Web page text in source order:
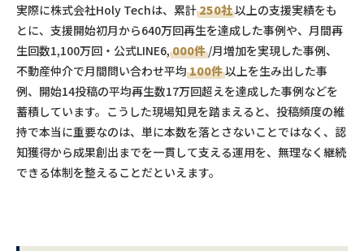
実際に株式会社Holy Techは、累計250社以上の支援実績をも
とに、支援開始初月から640万回再生を達成した事例や、月間再
生回数1,100万回・公式LINE6, 000件 /月増加を実現した事例、
不動産仲介で月間問い合わせ平均 100件以上を生み出した事
例、開始14投稿の平均再生数17万回超えを達成した事例などを
蓄積しています。こうした現場知見を踏まえると、投稿頻度の維
持で本当に重要なのは、単に本数を落とさないことではなく、認
知獲得から成果創出までを一貫して支える運用を、無理なく継続
できる体制を整えることだといえます。